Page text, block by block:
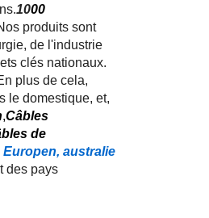
1000
produits sont
de l'industrie
clés nationaux.
plus de cela,
le domestique, et,
,Câbles
de
australie
des pays